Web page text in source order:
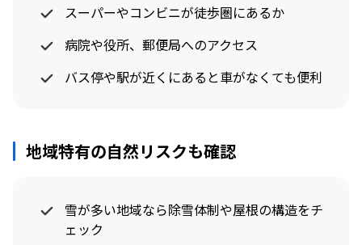
スーパーやコンビニが徒歩圏にあるか
病院や役所、郵便局へのアクセス
バス停や駅が近くにあると車がなくても便利
地域特有の自然リスクも確認
雪が多い地域なら除雪体制や屋根の構造をチ
ェック